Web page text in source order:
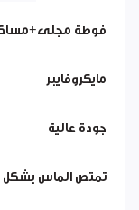
فوطة
مايكروفايبر
جودة عالية
تمتص الماس بشكل